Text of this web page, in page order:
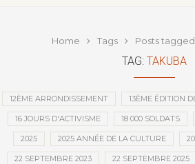
Home Tags Posts
TAG: TAKUBA
12ÈME ARRONDISSEMENT 13ÈME ÉDITION
16 JOURS D'ACTIVISME 18 000 SOLDATS
2025 2025 ANNÉE DE LA CULTURE
22 SEPTEMBRE 2023 22 SEPTEMBRE 2025